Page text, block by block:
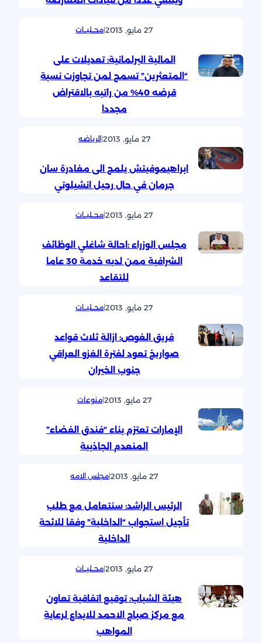
27 مايو, 2013 |محــليــات
المالية البرلمانية: تعديلات على
“المتعثرين” تسمح لمن تجاوزت نسبة
قرضه 40% من راتبه بالاقتراض
مجددا
27 مايو, 2013 |الرياضه
ابراهيموفيتش يلمح الى مغادرة سان
جرمان في حال رحيل انشيلوتي
27 مايو, 2013 |محــليــات
مجلس الوزراء :احالة شاغلي الوظائف
الشرافية ممن لديه خدمة 30 عاما
للتقاعد
27 مايو, 2013 |محــليــات
فريق الغوص: ازالة ثلاث قواعد
صواريخ تعود لفترة الغزو العراقي
جنوب الخيران
27 مايو, 2013 |منوعات
الإمارات تعتزم بناء “فندق الفضاء”
المنعدم الجاذبية
27 مايو, 2013 |مجلس الامه
الرئيس الراشد: سنتعامل مع طلب
تأجيل استجواب “الداخلية” وفقا للائحة
الداخلية
27 مايو, 2013 |محــليــات
هيئة الشباب: توقيع اتفاقية تعاون
مع مركز صباح الاحمد للابداع لرعاية
المواهب